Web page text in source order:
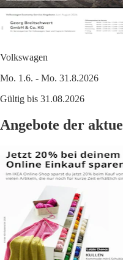
Volkswagen
Mo. 1.6. - Mo. 31.8.2026
Gültig bis 31.08.2026
Angebote der